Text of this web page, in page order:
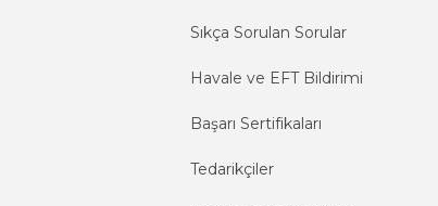
Sıkça Sorulan Sorular
Havale ve EFT Bildirimi
Başarı Sertifikaları
Tedarikçiler